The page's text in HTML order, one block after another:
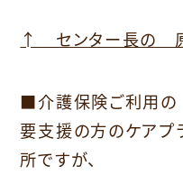
↑ センター長の 原
■介護保険ご利用の
要支援の方のケアプ
所ですが、